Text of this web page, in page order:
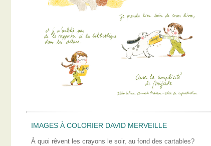
IMAGES À COLORIER DAVID MERVEILLE
À quoi rêvent les crayons le soir, au fond des cartables?